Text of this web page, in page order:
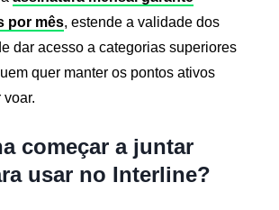
por mês, estende a validade dos
dar acesso a categorias superiores
quer manter os pontos ativos
voar.
começar a juntar
usar no Interline?